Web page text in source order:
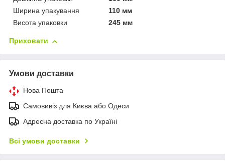
Ширина упакування
110 мм
Висота упаковки
245 мм
Приховати
Умови доставки
Нова Пошта
Самовивіз для Києва або Одеси
Адресна доставка по Україні
Всі умови доставки